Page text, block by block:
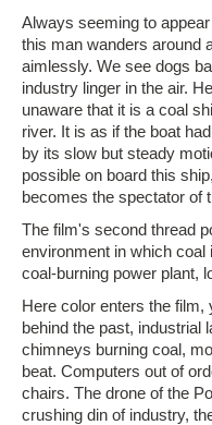
Always seeming to
this man wanders around
aimlessly. We see dogs
industry linger in the air.
unaware that it is a coal
river. It is as if the boat
by its slow but steady
possible on board this
becomes the spectator of
The film's second thread
environment in which
coal-burning power plant,
Here color enters the film,
behind the past, industrial
chimneys burning coal,
beat. Computers out of
chairs. The drone of the
crushing din of industry,